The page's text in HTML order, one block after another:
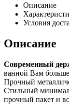
Описание
Условия
Описание
Современный
ванной Вам больше
Прочный
Стильный
прочный пакет и